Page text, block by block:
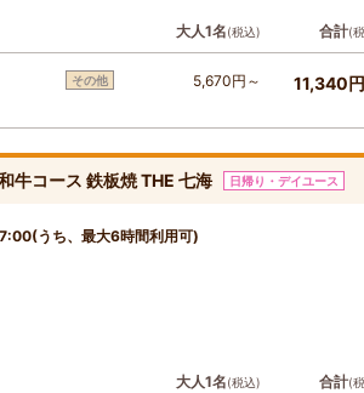
大人1名(税込) 合計(
その他 5,670円～ 11,340
牛コース 鉄板焼 THE 七海 日帰り・デイユース
うち、最大6時間利用可)
大人1名(税込) 合計(